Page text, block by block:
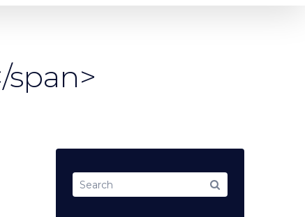
span>